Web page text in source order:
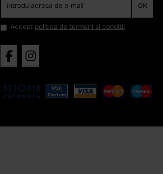
OK
Accept politica de termeni si conditii